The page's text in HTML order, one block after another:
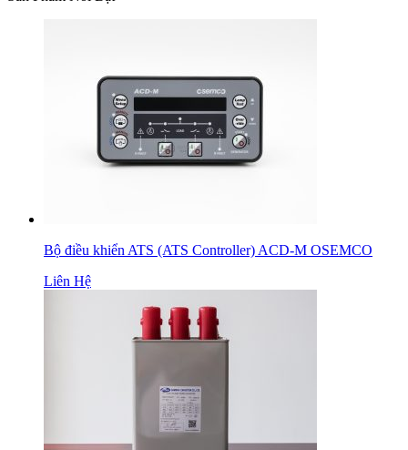
Bộ điều khiển ATS (ATS Controller) ACD-M OSEMCO
Liên Hệ